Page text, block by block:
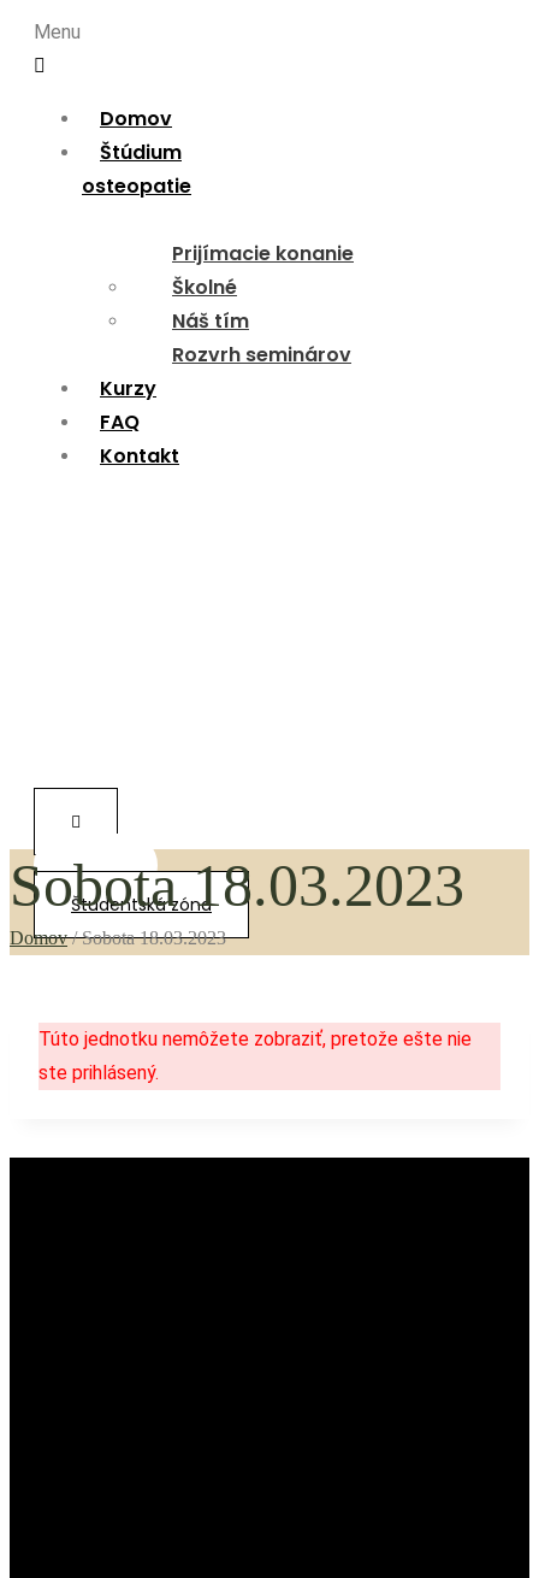
Menu
Domov
Štúdium
osteopatie
Prijímacie konanie
Školné
Náš tím
Rozvrh seminárov
Kurzy
FAQ
Kontakt
0,00€
Študentská zóna
Sobota 18.03.2023
Domov / Sobota 18.03.2023
Túto jednotku nemôžete zobraziť, pretože ešte nie
ste prihlásený.